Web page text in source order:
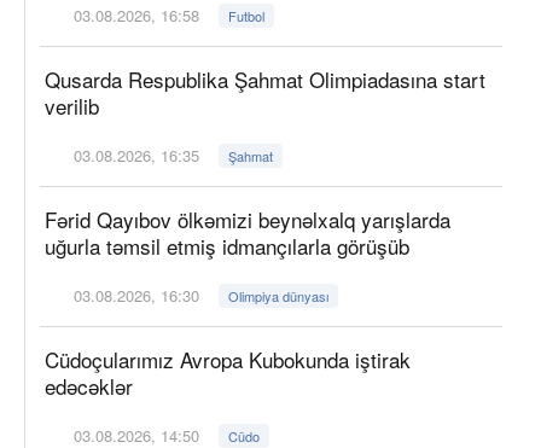
03.08.2026, 16:58 Futbol
Qusarda Respublika Şahmat Olimpiadasına start
verilib
03.08.2026, 16:35 Şahmat
Fərid Qayıbov ölkəmizi beynəlxalq yarışlarda
uğurla təmsil etmiş idmançılarla görüşüb
03.08.2026, 16:30 Olimpiya dünyası
Cüdoçularımız Avropa Kubokunda iştirak
edəcəklər
03.08.2026, 14:50 Cüdo